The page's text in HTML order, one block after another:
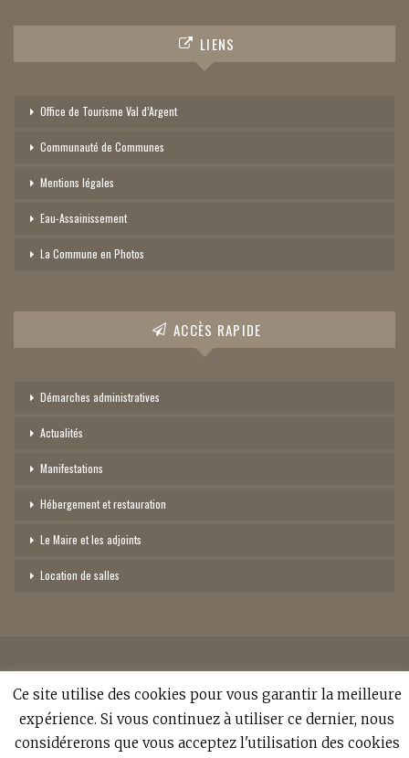
LIENS
Office de Tourisme Val d’Argent
Communauté de Communes
Mentions légales
Eau-Assainissement
La Commune en Photos
ACCÈS RAPIDE
Démarches administratives
Actualités
Manifestations
Hébergement et restauration
Le Maire et les adjoints
Location de salles
de confidentialité-
Réalisation:Anne Vonthron
Ce site utilise des cookies pour vous garantir la meilleure
expérience. Si vous continuez à utiliser ce dernier, nous
considérerons que vous acceptez l'utilisation des cookies